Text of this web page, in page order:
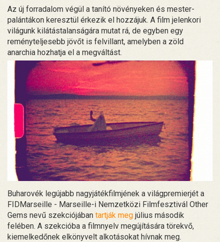
Az új forradalom végül a tanító növényeken és mester-
palántákon keresztül érkezik el hozzájuk. A film jelenkori
világunk kilátástalanságára mutat rá, de egyben egy
reményteljesebb jövőt is felvillant, amelyben a zöld
anarchia hozhatja el a megváltást.
Buharovék legújabb nagyjátékfilmjének a világpremierjét a
FIDMarseille - Marseille-i Nemzetközi Filmfesztivál Other
Gems nevű szekciójában tartják meg július második
felében. A szekcióba a filmnyelv megújítására törekvő,
kiemelkedőnek elkönyvelt alkotásokat hívnak meg.